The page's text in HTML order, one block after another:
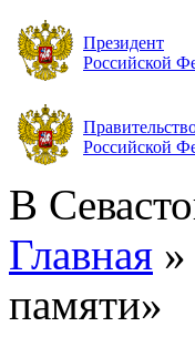
Президент
Российской
Российской
В
Главная »
памяти»